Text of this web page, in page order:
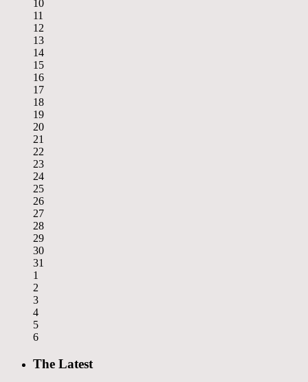
10
11
12
13
14
15
16
17
18
19
20
21
22
23
24
25
26
27
28
29
30
31
1
2
3
4
5
6
The Latest